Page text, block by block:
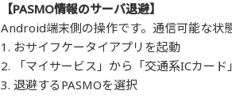
【PASMO情報のサーバ退避】
Android端末側の操作です。通信可能な状
1. おサイフケータイアプリを起動
2. 「マイサービス」から「交通系ICカー
3. 退避するPASMOを選択